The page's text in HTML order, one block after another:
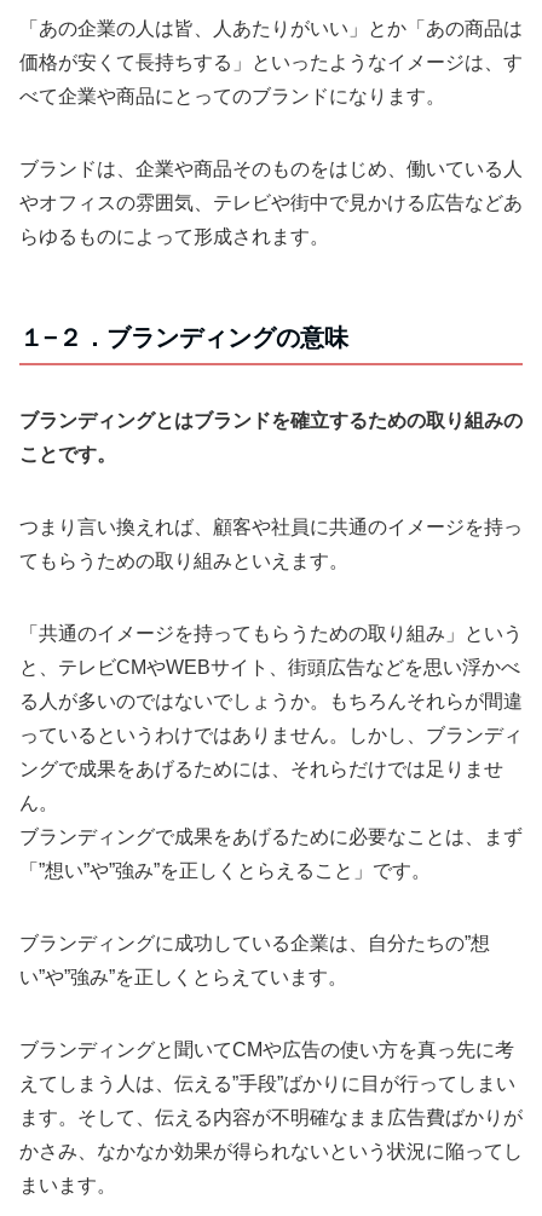
「あの企業の人は皆、人あたりがいい」とか「あの商品は
価格が安くて長持ちする」といったようなイメージは、す
べて企業や商品にとってのブランドになります。
ブランドは、企業や商品そのものをはじめ、働いている人
やオフィスの雰囲気、テレビや街中で見かける広告などあ
らゆるものによって形成されます。
１−２．ブランディングの意味
ブランディングとはブランドを確立するための取り組みの
ことです。
つまり言い換えれば、顧客や社員に共通のイメージを持っ
てもらうための取り組みといえます。
「共通のイメージを持ってもらうための取り組み」という
と、テレビCMやWEBサイト、街頭広告などを思い浮かべ
る人が多いのではないでしょうか。もちろんそれらが間違
っているというわけではありません。しかし、ブランディ
ングで成果をあげるためには、それらだけでは足りませ
ん。
ブランディングで成果をあげるために必要なことは、まず
「”想い”や”強み”を正しくとらえること」です。
ブランディングに成功している企業は、自分たちの”想
い”や”強み”を正しくとらえています。
ブランディングと聞いてCMや広告の使い方を真っ先に考
えてしまう人は、伝える”手段”ばかりに目が行ってしまい
ます。そして、伝える内容が不明確なまま広告費ばかりが
かさみ、なかなか効果が得られないという状況に陥ってし
まいます。